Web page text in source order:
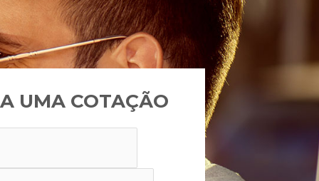
UMA COTAÇÃO